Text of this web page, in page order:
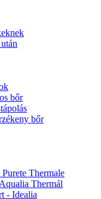
bőr
bőr
Thermale
Thermál
- Idealia